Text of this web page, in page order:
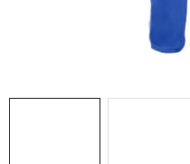
Velkoobchod O nás